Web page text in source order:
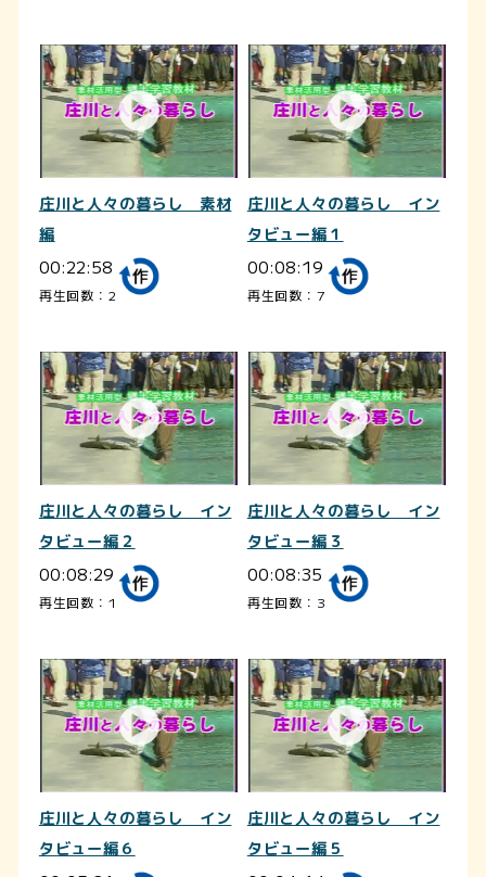
庄川と人々の暮らし 素材
編
00:22:58
再生回数：2
庄川と人々の暮らし イン
タビュー編１
00:08:19
再生回数：7
庄川と人々の暮らし イン
タビュー編２
00:08:29
再生回数：1
庄川と人々の暮らし イン
タビュー編３
00:08:35
再生回数：3
庄川と人々の暮らし イン
タビュー編６
庄川と人々の暮らし イン
タビュー編５